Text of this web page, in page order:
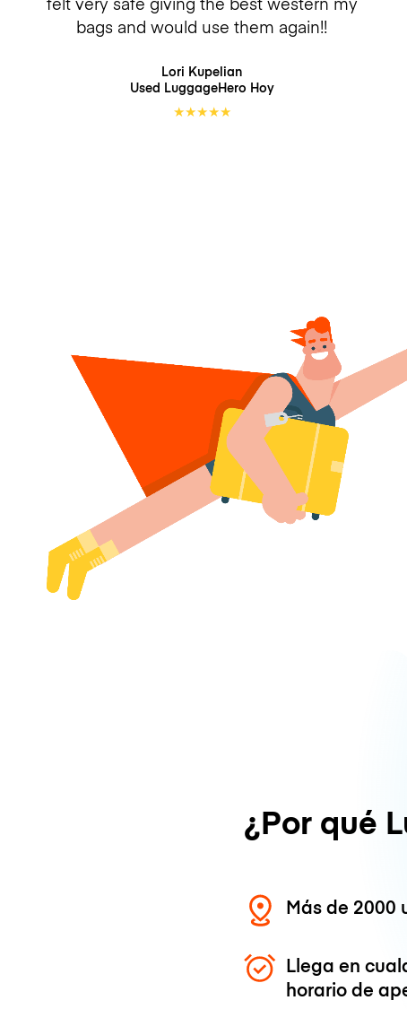
bags and would use them again!!
Lori Kupelian
Used LuggageHero Hoy
★★★★★
¿Por qué
Más de 2000
Llega en
horario de